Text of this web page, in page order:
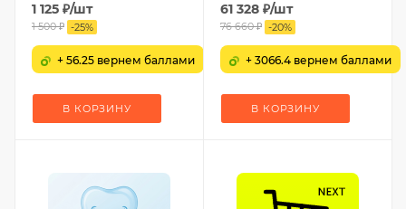
1 125 ₽/шт
1 500₽ -25%
+ 56.25 вернем баллами
В КОРЗИНУ
61 328 ₽/шт
76 660₽ -20%
+ 3066.4 вернем баллами
В КОРЗИНУ